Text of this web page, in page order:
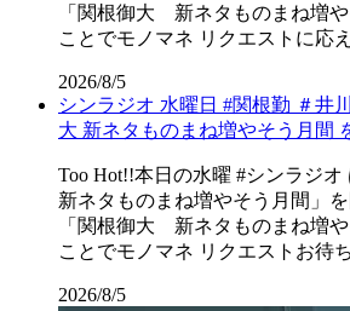
「関根御大 新ネタものまね増
ことでモノマネ リクエストに
2026/8/5
シンラジオ 水曜日 #関根勤 ＃井
大 新ネタものまね増やそう月間
Too Hot!!本日の水曜 #シンラジ
新ネタものまね増やそう月間」
「関根御大 新ネタものまね増
ことでモノマネ リクエストお
2026/8/5